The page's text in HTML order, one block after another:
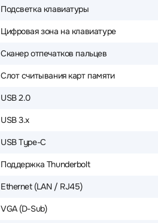
Подсветка клавиатуры
Цифровая зона на клавиатуре
Сканер отпечатков пальцев
Слот считывания карт памяти
USB 2.0
USB 3.x
USB Type-C
Поддержка Thunderbolt
Ethernet (LAN / RJ45)
VGA (D-Sub)